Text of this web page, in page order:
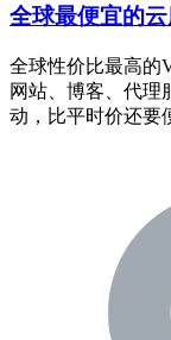
全球最便宜的
全球性价比最高的
网站、博客、代理
动，比平时价还要